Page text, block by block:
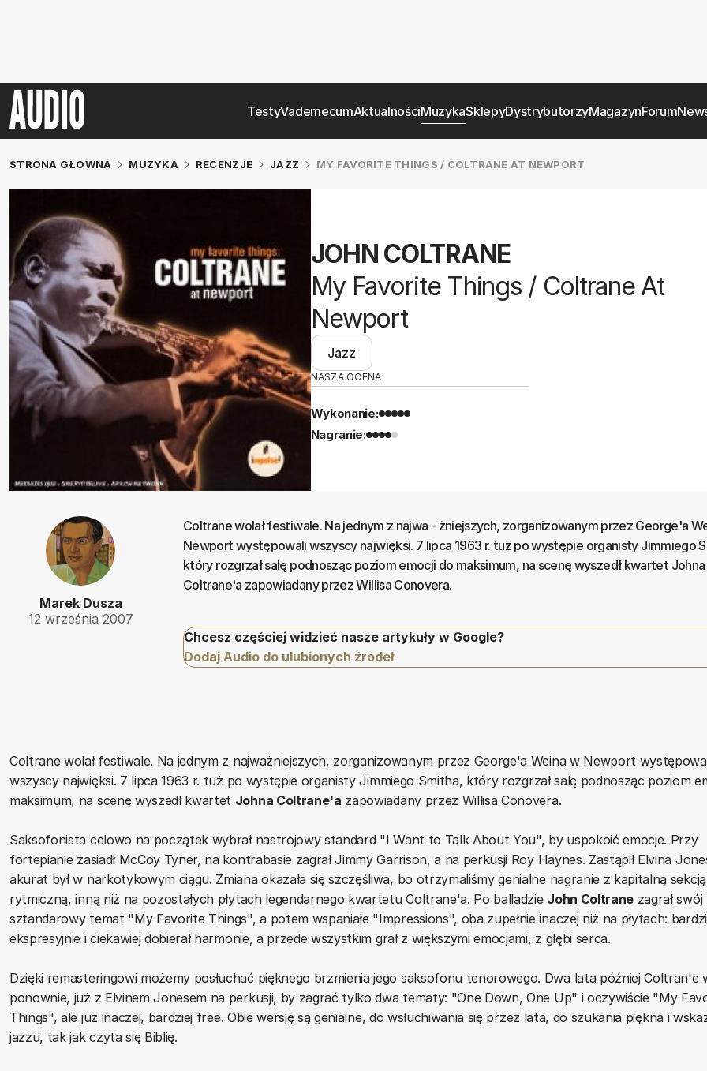
TestyVademecumAktualnościMuzykaSklepyDystrybutorzyMagazynForum
STRONA GŁÓWNA MUZYKA RECENZJE JAZZ MY FAVORITE THINGS / COLTRANE AT NEWPORT
JOHN COLTRANE
My Favorite Things / Coltrane At
Newport
Jazz
NASZA OCENA
Wykonanie:
Nagranie:
Marek Dusza
12 września 2007
Coltrane wolał festiwale. Na jednym z najwa - żniejszych, zorganizowanym przez George'a
Newport występowali wszyscy najwięksi. 7 lipca 1963 r. tuż po występie organisty Jimmiego
który rozgrzał salę podnosząc poziom emocji do maksimum, na scenę wyszedł kwartet Johna
Coltrane'a zapowiadany przez Willisa Conovera.
Chcesz częściej widzieć nasze artykuły w Google?
Dodaj Audio do ulubionych źródeł
Coltrane wolał festiwale. Na jednym z najważniejszych, zorganizowanym przez George'a Weina w Newport
wszyscy najwięksi. 7 lipca 1963 r. tuż po występie organisty Jimmiego Smitha, który rozgrzał salę podnosząc poziom
maksimum, na scenę wyszedł kwartet Johna Coltrane'a zapowiadany przez Willisa Conovera.
Saksofonista celowo na początek wybrał nastrojowy standard "I Want to Talk About You", by uspokoić emocje. Przy
fortepianie zasiadł McCoy Tyner, na kontrabasie zagrał Jimmy Garrison, a na perkusji Roy Haynes. Zastąpił Elvina
akurat był w narkotykowym ciągu. Zmiana okazała się szczęśliwa, bo otrzymaliśmy genialne nagranie z kapitalną sekcją
rytmiczną, inną niż na pozostałych płytach legendarnego kwartetu Coltrane'a. Po balladzie John Coltrane zagrał swój
sztandarowy temat "My Favorite Things", a potem wspaniałe "Impressions", oba zupełnie inaczej niż na płytach:
ekspresyjnie i ciekawiej dobierał harmonie, a przede wszystkim grał z większymi emocjami, z głębi serca.
Dzięki remasteringowi możemy posłuchać pięknego brzmienia jego saksofonu tenorowego. Dwa lata później Coltran'e
ponownie, już z Elvinem Jonesem na perkusji, by zagrać tylko dwa tematy: "One Down, One Up" i oczywiście "My
Things", ale już inaczej, bardziej free. Obie wersję są genialne, do wsłuchiwania się przez lata, do szukania piękna i
jazzu, tak jak czyta się Biblię.